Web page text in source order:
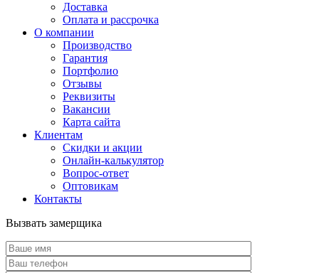
Доставка
Оплата и рассрочка
О компании
Производство
Гарантия
Портфолио
Отзывы
Реквизиты
Вакансии
Карта сайта
Клиентам
Скидки и акции
Онлайн-калькулятор
Вопрос-ответ
Оптовикам
Контакты
Вызвать замерщика